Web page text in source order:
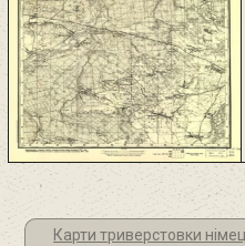
Карти триверстовки